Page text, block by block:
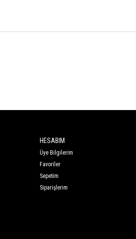
HESABIM
Üye Bilgilerim
Favoriler
Sepetim
Siparişlerim